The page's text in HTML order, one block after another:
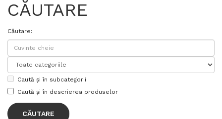
CĂUTARE
Căutare:
Caută și în subcategorii
Caută și în descrierea produselor